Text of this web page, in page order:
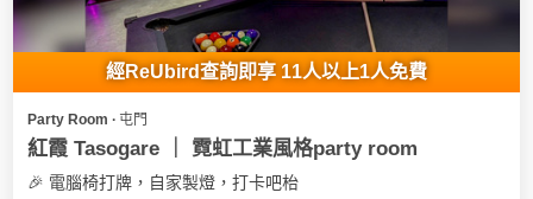
到
特
色
型
Party
朋
動
攻
略
經ReUbird查詢即享 11人以上1人免費
Party Room ∙ 屯門
紅霞 Tasogare ｜ 霓虹工業風格party room
🎉 電腦椅打牌，自家製燈，打卡吧枱